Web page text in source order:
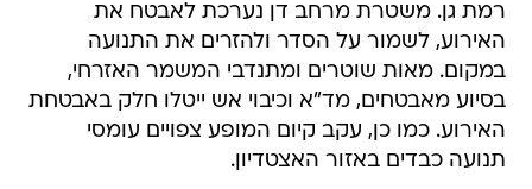
רמת גן. משטרת מרחב דן נערכת לאבטח את
האירוע, לשמור על הסדר ולהזרים את התנועה
במקום. מאות שוטרים ומתנדבי המשמר האזרחי,
בסיוע מאבטחים, מד"א וכיבוי אש ייטלו חלק באבטחת
האירוע. כמו כן, עקב קיום המופע צפויים עומסי
תנועה כבדים באזור האצטדיון.